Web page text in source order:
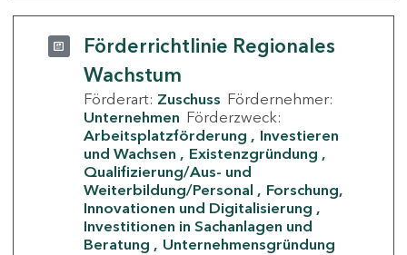
Förderrichtlinie Regionales
Wachstum
Förderart: Zuschuss Fördernehmer:
Unternehmen Förderzweck:
Arbeitsplatzförderung
Investieren
und Wachsen
Existenzgründung
Qualifizierung/Aus- und
Weiterbildung/Personal
Forschung,
Innovationen und Digitalisierung
Investitionen in Sachanlagen und
Beratung
Unternehmensgründung